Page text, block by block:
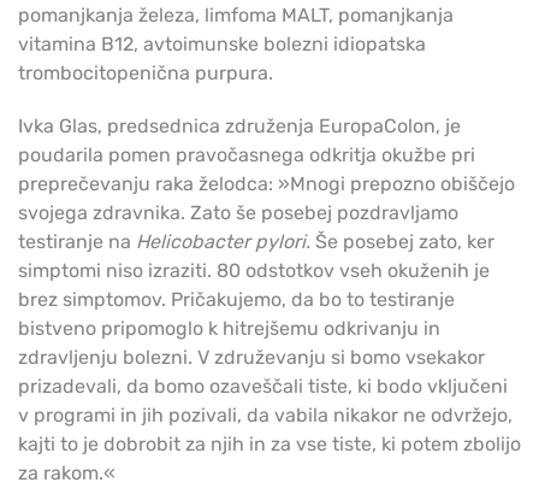
pomanjkanja železa, limfoma MALT, pomanjkanja
vitamina B12, avtoimunske bolezni idiopatska
trombocitopenična purpura.
Ivka Glas, predsednica združenja EuropaColon, je
poudarila pomen pravočasnega odkritja okužbe pri
preprečevanju raka želodca: »Mnogi prepozno obiščejo
svojega zdravnika. Zato še posebej pozdravljamo
testiranje na Helicobacter pylori. Še posebej zato, ker
simptomi niso izraziti. 80 odstotkov vseh okuženih je
brez simptomov. Pričakujemo, da bo to testiranje
bistveno pripomoglo k hitrejšemu odkrivanju in
zdravljenju bolezni. V združevanju si bomo vsekakor
prizadevali, da bomo ozaveščali tiste, ki bodo vključeni
v programi in jih pozivali, da vabila nikakor ne odvržejo,
kajti to je dobrobit za njih in za vse tiste, ki potem zbolijo
za rakom.«